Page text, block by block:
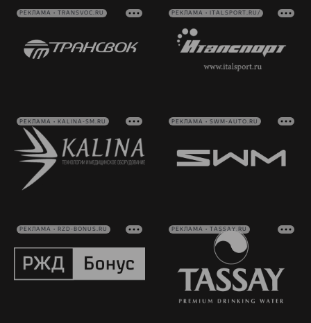
РЕКЛАМА • TRANSVOC.RU РЕКЛАМА • ITALSPORT.RU/
РЕКЛАМА • KALINA-SM.RU РЕКЛАМА • SWM-AUTO.RU
РЕКЛАМА • RZD-BONUS.RU РЕКЛАМА • TASSAY.RU